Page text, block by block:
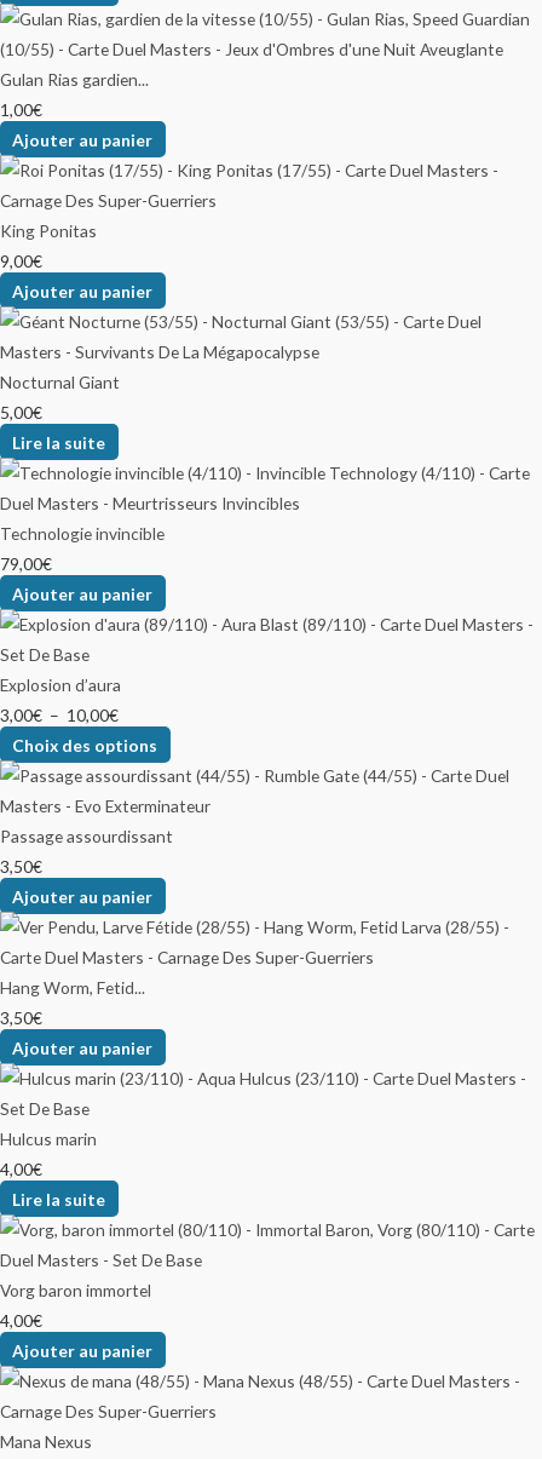
Gulan Rias gardien...
1,00€
Ajouter au panier
King Ponitas
9,00€
Ajouter au panier
Nocturnal Giant
5,00€
Lire la suite
Technologie invincible
79,00€
Ajouter au panier
Explosion d’aura
3,00€ – 10,00€
Choix des options
Passage assourdissant
3,50€
Ajouter au panier
Hang Worm, Fetid...
3,50€
Ajouter au panier
Hulcus marin
4,00€
Lire la suite
Vorg baron immortel
4,00€
Ajouter au panier
Mana Nexus